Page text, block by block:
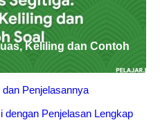
Keliling dan Contoh
Penjelasannya
dengan Penjelasan Lengkap